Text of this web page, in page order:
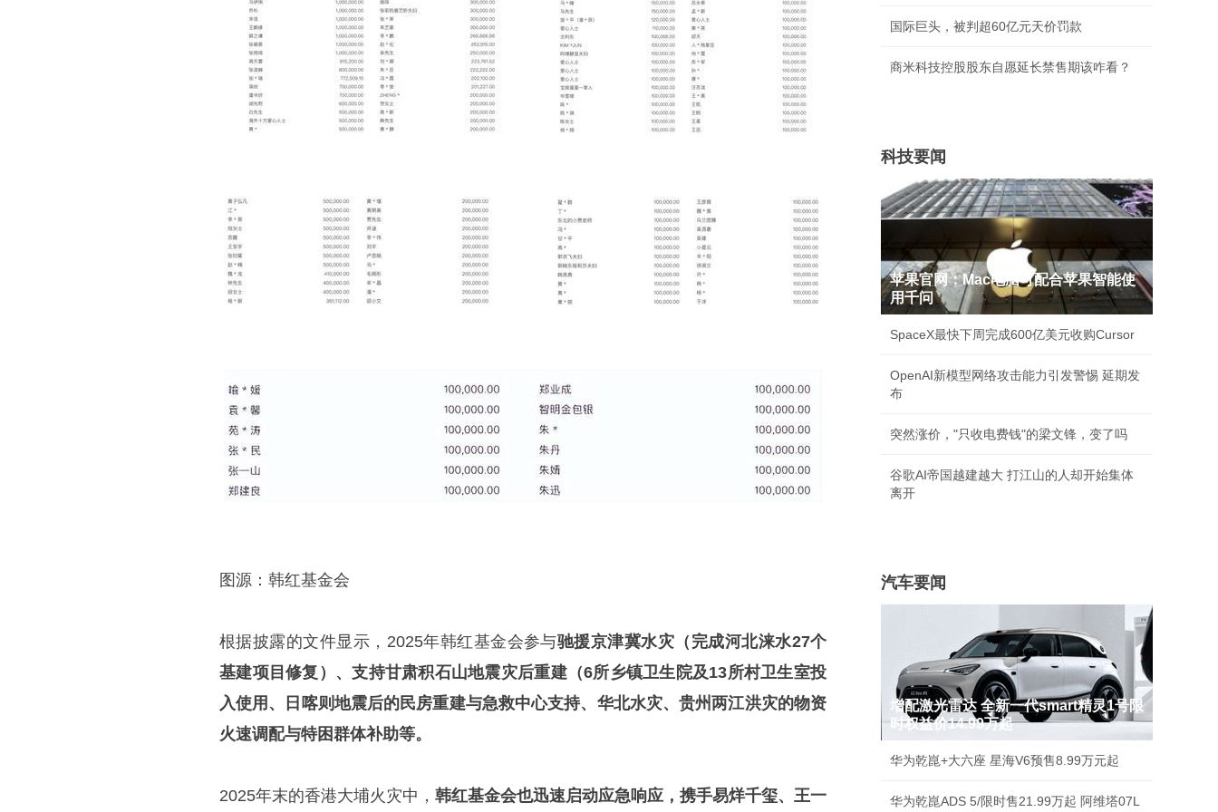
图源：韩红基金会
根据披露的文件显示，2025年韩红基金会参与驰援京津冀水灾（完成河北涞水27个
基建项目修复）、支持甘肃积石山地震灾后重建（6所乡镇卫生院及13所村卫生室投
入使用、日喀则地震后的民房重建与急救中心支持、华北水灾、贵州两江洪灾的物资
火速调配与特困群体补助等。
2025年末的香港大埔火灾中， 韩红基金会也迅速启动应急响应，携手易烊千玺、王一
国际巨头，被判超60亿元天价罚款
商米科技控股股东自愿延长禁售期该咋看？
科技要闻
苹果官网：Mac电脑可配合苹果智能使
用千问
SpaceX最快下周完成600亿美元收购Cursor
OpenAI新模型网络攻击能力引发警惕 延期发
布
突然涨价，"只收电费钱"的梁文锋，变了吗
谷歌AI帝国越建越大 打江山的人却开始集体
离开
汽车要闻
增配激光雷达 全新一代smart精灵1号限
时权益价14.99万起
华为乾崑+大六座 星海V6预售8.99万元起
华为乾崑ADS 5/限时售21.99万起 阿维塔07L